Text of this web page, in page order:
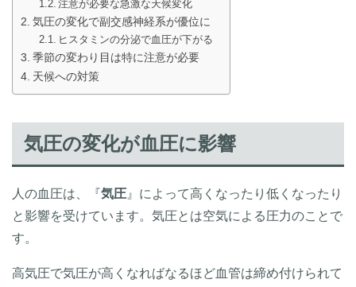
注意が必要な急激な天候変化
気圧の変化で副交感神経系が優位に
ヒスタミンの分泌で血圧が下がる
季節の変わり目は特に注意が必要
天候への対策
気圧の変化が血圧に影響
人の血圧は、『気圧 』によって高くなったり低くなったり
と影響を受けています。気圧とは空気による圧力のことで
す。
高気圧で気圧が高くなればなるほど血管は締め付けられて